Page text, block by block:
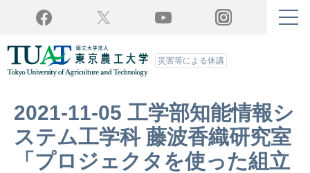
Facebook YouTube Instagram
災害等による休講
2021-11-05 工学部知能情報シ
ステム工学科 藤波香織研究室
「プロジェクタを使った組立